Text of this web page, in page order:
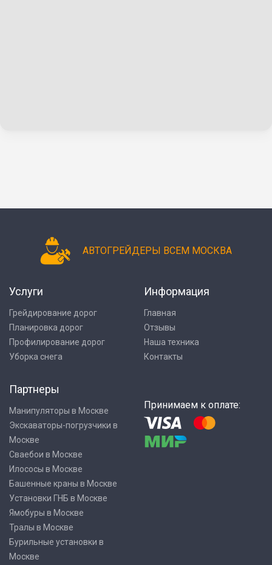
АВТОГРЕЙДЕРЫ ВСЕМ МОСКВА
Услуги
Грейдирование дорог
Планировка дорог
Профилирование дорог
Уборка снега
Информация
Главная
Отзывы
Наша техника
Контакты
Партнеры
Манипуляторы в Москве
Экскаваторы-погрузчики в
Москве
Сваебои в Москве
Илососы в Москве
Башенные краны в Москве
Установки ГНБ в Москве
Ямобуры в Москве
Тралы в Москве
Бурильные установки в
Москве
Принимаем к оплате: